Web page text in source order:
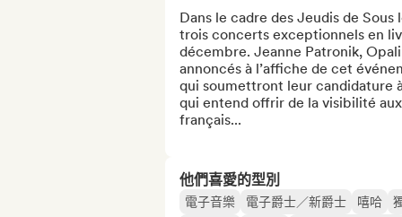
Dans le cadre des Jeudis de Sous
trois concerts exceptionnels en
décembre. Jeanne Patronik,
annoncés à l’affiche de cet
qui soumettront leur candidature
qui entend offrir de la visibilité
français...
他們喜愛的型別
電子音樂 電子爵士／新爵士 嘻哈